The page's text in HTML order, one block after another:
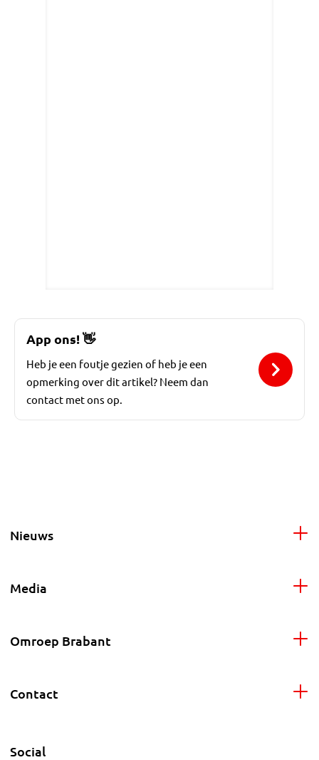
App ons!👋
Heb je een foutje gezien of heb je een
opmerking over dit artikel? Neem dan
contact met ons op.
Nieuws
Media
Omroep Brabant
Contact
Social